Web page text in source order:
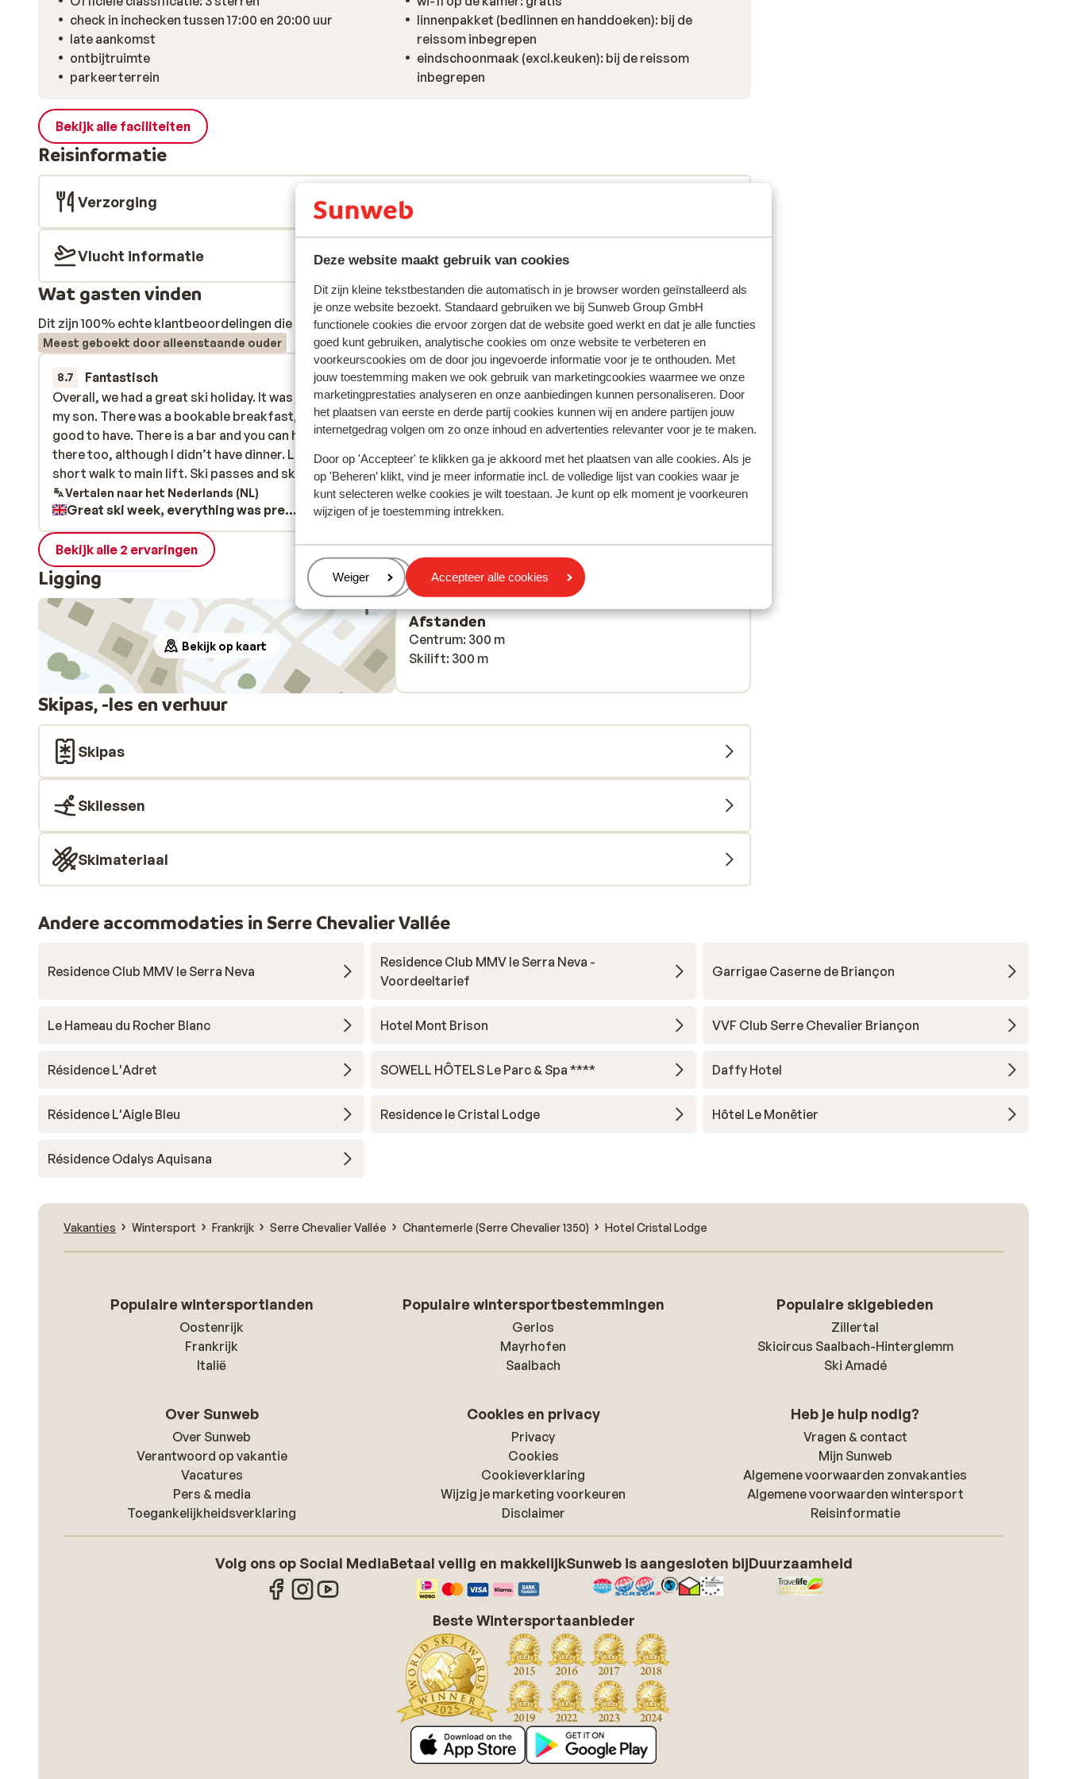
Deze website maakt gebruik van cookies
Dit zijn kleine tekstbestanden die automatisch in je browser worden geïnstalleerd als
je onze website bezoekt. Standaard gebruiken we bij Sunweb Group GmbH
functionele cookies die ervoor zorgen dat de website goed werkt en dat je alle functies
goed kunt gebruiken, analytische cookies om onze website te verbeteren en
voorkeurscookies om de door jou ingevoerde informatie voor je te onthouden. Met
jouw toestemming maken we ook gebruik van marketingcookies waarmee we onze
marketingprestaties analyseren en onze aanbiedingen kunnen personaliseren. Door
het plaatsen van eerste en derde partij cookies kunnen wij en andere partijen jouw
internetgedrag volgen om zo onze inhoud en advertenties relevanter voor je te maken.
Door op 'Accepteer' te klikken ga je akkoord met het plaatsen van alle cookies. Als je
op 'Beheren’ klikt, vind je meer informatie incl. de volledige lijst van cookies waar je
kunt selecteren welke cookies je wilt toestaan. Je kunt op elk moment je voorkeuren
wijzigen of je toestemming intrekken.
Beheren
Weiger Accepteer alle cookies
check in inchecken tussen 17:00 en 20:00 uur
late aankomst
ontbijtruimte
parkeerterrein
linnenpakket (bedlinnen en handdoeken): bij de
reissom inbegrepen
eindschoonmaak (excl.keuken): bij de reissom
inbegrepen
Bekijk alle faciliteiten
Reisinformatie
Verzorging
Vlucht informatie
Wat gasten vinden
Dit zijn 100% echte klantbeoordelingen die hun ervaring met ons product oprecht weergeven.Meer over reviews
Meest geboekt door alleenstaande ouder
8.7 Fantastisch
14 feb. 2025
Overall, we had a great ski holiday. It was just me and
my son. There was a bookable breakfast, which was
good to have. There is a bar and you can have dinner
there too, although I didn’t have dinner. Location a
short walk to main lift. Ski passes and skis were very
easy to get and we had no problem with those
bookings. We didn’t use the child area although I
noticed one at the hotel. Hotel perfectly fine, decor
somewhat more hostel like but still a good 3 star in my
view. Price was pretty good for half term. Slopes busy
at times but it was a good ski area with okay skiing for
all levels. Overall, I’d certainly book again.
Overall, we had a great ski holiday. It was just me and
my son. There was a bookable breakfast, which was
good to have. There is a bar and you can have dinner
there too, although I didn’t have dinner. Location a
short walk to main lift. Ski passes and ski...
meer
Vertalen naar het Nederlands (NL)
Great ski week, everything was pretty straight forward. Alleenstaande ouder
9.3 Fantastisch
19 feb. 2024
Top hotel. Niets op aan te merken,
Top hotel. Niets op aan te merken,
AnoniemMet partner
Bekijk alle 2 ervaringen
Ligging
Bekijk op kaart
Afstanden
Centrum: 300 m
Skilift: 300 m
Skipas, -les en verhuur
Skipas
Skilessen
Skimateriaal
Andere accommodaties in Serre Chevalier Vallée
Residence Club MMV le Serra Neva
Residence Club MMV le Serra Neva -
Voordeeltarief
Garrigae Caserne de Briançon
Le Hameau du Rocher Blanc Hotel Mont Brison VVF Club Serre Chevalier Briançon
Résidence L'Adret SOWELL HÔTELS Le Parc & Spa **** Daffy Hotel
Résidence L'Aigle Bleu Residence le Cristal Lodge Hôtel Le Monêtier
Résidence Odalys Aquisana
Vakanties Wintersport Frankrijk Serre Chevalier Vallée Chantemerle (Serre Chevalier 1350) Hotel Cristal Lodge
Populaire wintersportlanden
Oostenrijk
Frankrijk
Italië
Populaire wintersportbestemmingen
Gerlos
Mayrhofen
Saalbach
Populaire skigebieden
Zillertal
Skicircus Saalbach-Hinterglemm
Ski Amadé
Over Sunweb
Over Sunweb
Verantwoord op vakantie
Vacatures
Pers & media
Toegankelijkheidsverklaring
Cookies en privacy
Privacy
Cookies
Cookieverklaring
Wijzig je marketing voorkeuren
Disclaimer
Heb je hulp nodig?
Vragen & contact
Mijn Sunweb
Algemene voorwaarden zonvakanties
Algemene voorwaarden wintersport
Reisinformatie
Volg ons op Social MediaBetaal veilig en makkelijkSunweb is aangesloten bijDuurzaamheid
Beste Wintersportaanbieder